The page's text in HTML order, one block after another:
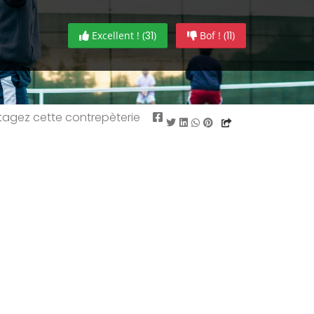
Excellent ! (31) Bof ! (11)
cette contrepèterie